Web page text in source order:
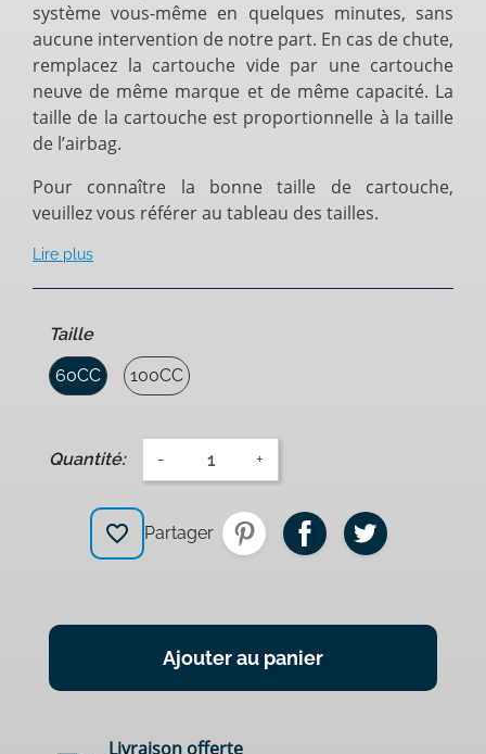
système vous-même en quelques minutes, sans
aucune intervention de notre part. En cas de chute,
remplacez la cartouche vide par une cartouche
neuve de même marque et de même capacité. La
taille de la cartouche est proportionnelle à la taille
de l’airbag.
Pour connaître la bonne taille de cartouche,
veuillez vous référer au tableau des tailles.
Lire plus
Taille
60CC
100CC
Quantité: - +
favorite_border Partager
Ajouter au panier
Livraison offerte